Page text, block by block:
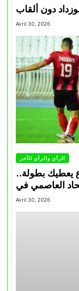
دون ألقاب
Avril 30, 2026
الرأي والرأي الأخر
يعطيك بطولة..
العاصمي في
آخر السنوات
Avril 30, 2026